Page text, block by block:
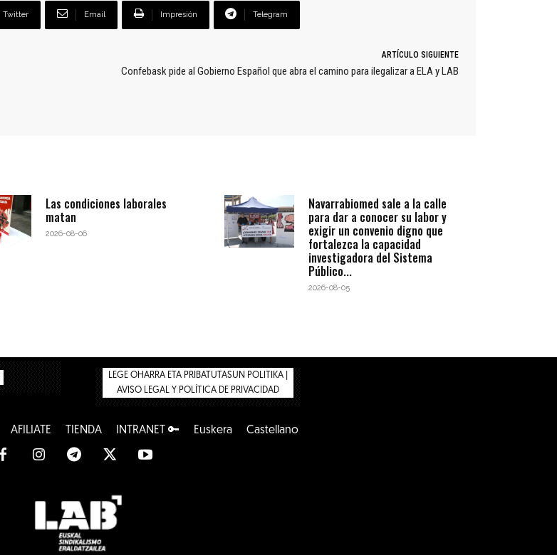
Twitter Email Impresión Telegram
ARTÍCULO SIGUIENTE
Confebask pide al Gobierno Español que abra el camino para ilegalizar a ELA y LAB
Las condiciones laborales
matan
2026-08-06
Navarrabiomed sale a la calle
para dar a conocer su labor y
exigir un convenio digno que
fortalezca la capacidad
investigadora del Sistema
Público...
2026-08-05
LEGE OHARRA ETA PRIBATUTASUN POLITIKA |
AVISO LEGAL Y POLÍTICA DE PRIVACIDAD
AFÍLIATE TIENDA INTRANET 🔑 Euskera Castellano